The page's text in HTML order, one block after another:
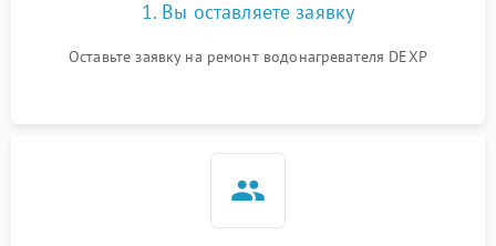
1. Вы оставляете заявку
Оставьте заявку на ремонт водонагревателя DEXP